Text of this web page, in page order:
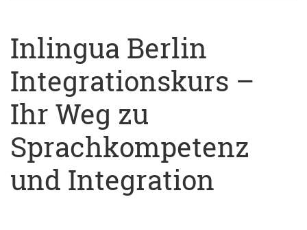
Inlingua Berlin
Integrationskurs –
Ihr Weg zu
Sprachkompetenz
und Integration